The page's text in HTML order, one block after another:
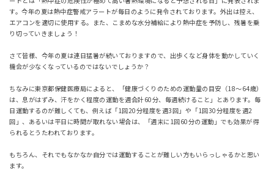
お問い合わせ
体験希望
す。今年の夏は熱中症警戒アラートが毎日のように発令されております。外出は控え、
エアコンを適切に使用する。また、こまめな水分補給により熱中症を予防し、残暑を乗
り切っていきましょう！
さて皆様、今年の夏は連日猛暑が続いておりますので、出歩くなど身体を動かしていく
機会が少なくなっているのではないでしょうか？
ちなみに東京都保健医療局によると、「健康づくりのための運動量の目安（18～64歳）
は、息がはずみ、汗をかく程度の運動を週合計60分、毎週続けること」とあります。毎
日運動するのが難しくても、例えば「1回20分程度を週3回」や「1回30分程度を週2
回」、あるいは平日に時間が取れない場合は、「週末に1回60分の運動」でも効果が得
られるとうたわれております。
もちろん、それでもなかなか自分では運動することが難しい方もいらっしゃるかと思い
ます。